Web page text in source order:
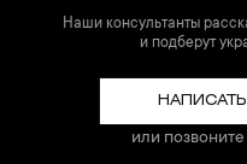
Наши консультанты
и подберут
или позвоните